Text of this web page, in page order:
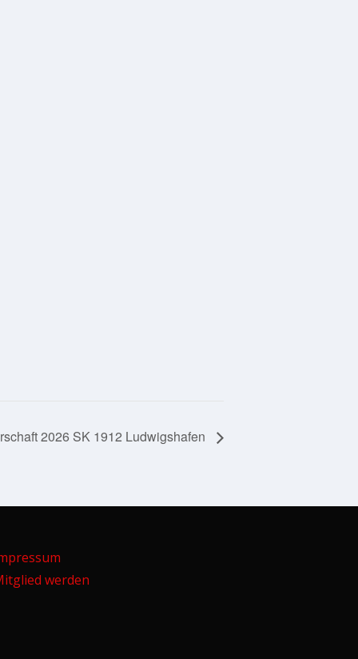
2026 SK 1912 Ludwigshafen
werden